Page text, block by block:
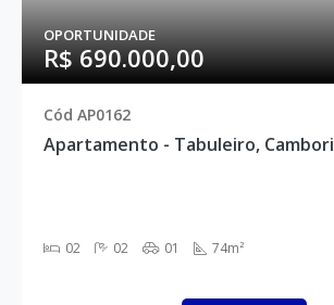
OPORTUNIDADE
R$ 690.000,00
Cód AP0162
Apartamento - Tabuleiro,
02 02 01 74m²